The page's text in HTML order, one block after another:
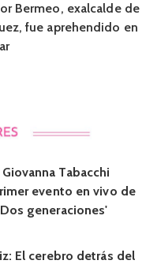
Bermeo, exalcalde de
fue aprehendido en
Tabacchi
evento en vivo de
generaciones'
El cerebro detrás del